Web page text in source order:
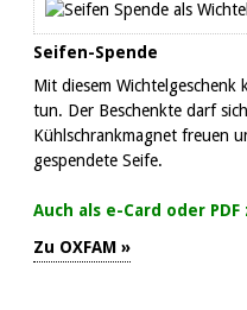
Seifen-Spende
Mit diesem
tun. Der Beschenkte darf
Kühlschrankmagnet freuen
gespendete Seife.
Auch als e-Card oder
Zu OXFAM »